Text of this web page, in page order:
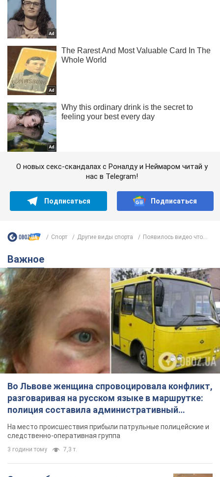
О новых секс-скандалах с Роналду и Неймаром читай у
нас в Telegram!
Подписаться Подписаться
Спорт Другие виды спорта Появилось видео что...
Важное
Во Львове женщина спровоцировала конфликт,
разговаривая на русском языке в маршрутке:
полиция составила административный
протокол. Видео
На место происшествия прибыли патрульные полицейские и
следственно-оперативная группа
3 години тому 7,3 т.